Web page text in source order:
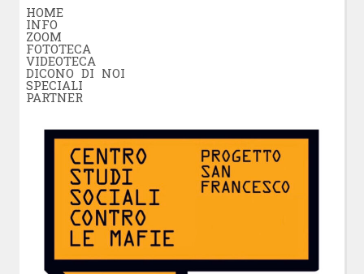
HOME
INFO
ZOOM
FOTOTECA
VIDEOTECA
DICONO DI NOI
SPECIALI
PARTNER